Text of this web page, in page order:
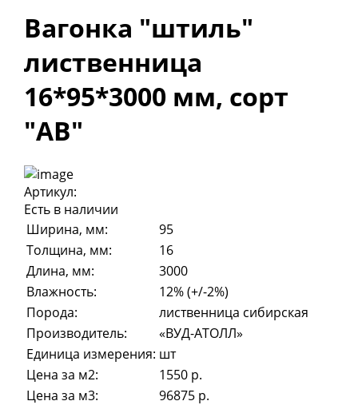
Вагонка "штиль"
лиственница
16*95*3000 мм, сорт
"AB"
Артикул:
Есть в наличии
Ширина, мм:
95
Толщина, мм:
16
Длина, мм:
3000
Влажность:
12% (+/-2%)
Порода:
лиственница сибирская
Производитель:
«ВУД-АТОЛЛ»
Единица измерения: шт
Цена за м2:
1550 р.
Цена за м3:
96875 р.